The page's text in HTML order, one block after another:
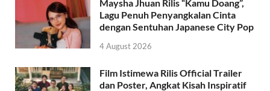
Maysha Jhuan Rilis “Kamu Doang”,
Lagu Penuh Penyangkalan Cinta
dengan Sentuhan Japanese City Pop
4 August 2026
Film Istimewa Rilis Official Trailer
dan Poster, Angkat Kisah Inspiratif